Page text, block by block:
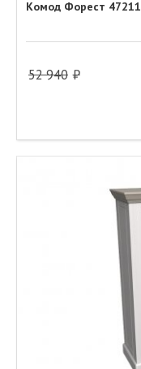
Комод Форест 47211
52 940